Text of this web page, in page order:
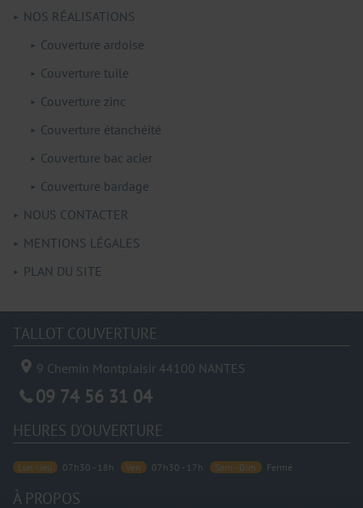
NOS RÉALISATIONS
Couverture ardoise
Couverture tuile
Couverture zinc
Couverture étanchéité
Couverture bac acier
Couverture bardage
NOUS CONTACTER
MENTIONS LÉGALES
PLAN DU SITE
TALLOT COUVERTURE
9 Chemin Montplaisir 44100 NANTES
09 74 56 31 04
HEURES D'OUVERTURE
Lun - Jeu 07h30 - 18h Ven 07h30 - 17h Sam - Dim Fermé
À PROPOS